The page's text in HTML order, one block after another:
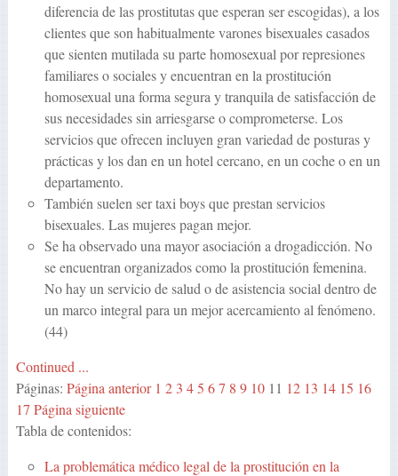
diferencia de las prostitutas que esperan ser escogidas), a los
clientes que son habitualmente varones bisexuales casados
que sienten mutilada su parte homosexual por represiones
familiares o sociales y encuentran en la prostitución
homosexual una forma segura y tranquila de satisfacción de
sus necesidades sin arriesgarse o comprometerse. Los
servicios que ofrecen incluyen gran variedad de posturas y
prácticas y los dan en un hotel cercano, en un coche o en un
departamento.
También suelen ser taxi boys que prestan servicios
bisexuales. Las mujeres pagan mejor.
Se ha observado una mayor asociación a drogadicción. No
se encuentran organizados como la prostitución femenina.
No hay un servicio de salud o de asistencia social dentro de
un marco integral para un mejor acercamiento al fenómeno.
(44)
Continued ...
Páginas: Página anterior 1 2 3 4 5 6 7 8 9 1011 12 13 14 15 16
17 Página siguiente
Tabla de contenidos:
La problemática médico legal de la prostitución en la